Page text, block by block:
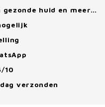
gezonde huid en meer…
10
verzonden